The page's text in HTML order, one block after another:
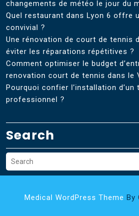
changements de météo le jour du
Quel restaurant dans Lyon 6 offre
convivial ?
Une rénovation de court de tennis
éviter les réparations répétitives ?
Comment optimiser le budget
renovation court de tennis dans le
Pourquoi confier l’installation d’un
professionnel ?
Search
Medical WordPress Theme By